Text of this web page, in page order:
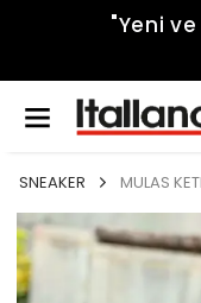
"Yeni
SNEAKER MULAS